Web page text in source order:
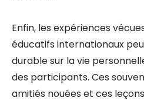
Enfin, les expériences
éducatifs internationaux
durable sur la vie
des participants. Ces
amitiés nouées et ces